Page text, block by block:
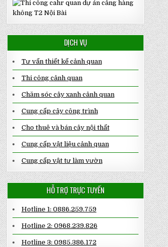
DỊCH VỤ
Tư vấn thiết kế cảnh quan
Thi công cảnh quan
Chăm sóc cây xanh cảnh quan
Cung cấp cây công trình
Cho thuê và bán cây nội thất
Cung cấp vật liệu cảnh quan
Cung cấp vật tư làm vườn
HỖ TRỢ TRỰC TUYẾN
Hotline 1: 0886.259.759
Hotline 2: 0968.239.826
Hotline 3: 0985.386.172